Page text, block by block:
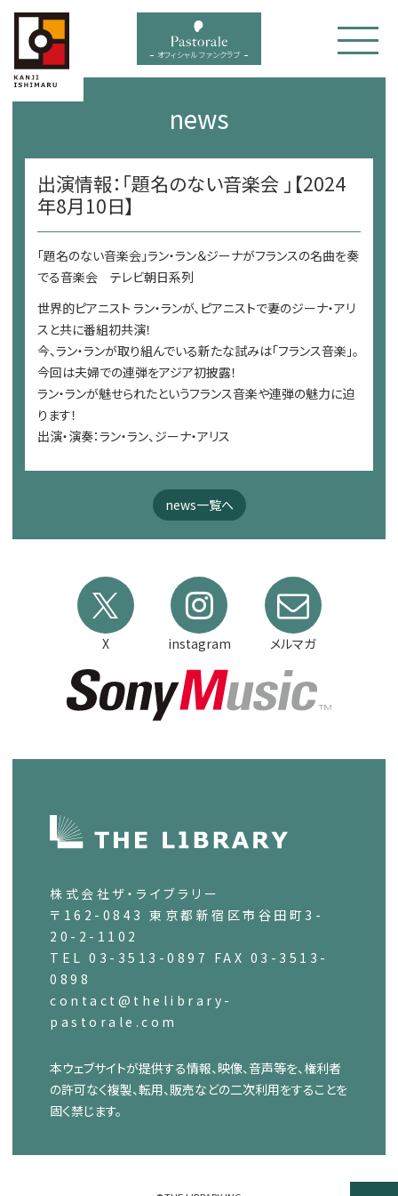
menu オフィシャル ファンクラブ
news
出演情報：「題名のない音楽会 」【2024
年8月10日】
「題名のない音楽会」ラン・ラン＆ジーナがフランスの名曲を奏
でる音楽会 テレビ朝日系列
世界的ピアニスト ラン・ランが、ピアニストで妻のジーナ・アリ
スと共に番組初共演！
今、ラン・ランが取り組んでいる新たな試みは「フランス音楽」。
今回は夫婦での連弾をアジア初披露！
ラン・ランが魅せられたというフランス音楽や連弾の魅力に迫
ります！
出演・演奏：ラン・ラン、ジーナ・アリス
news一覧へ
X instagram メルマガ
株式会社ザ・ライブラリー
〒162-0843 東京都新宿区市谷田町3-
20-2-1102
TEL 03-3513-0897 FAX 03-3513-
0898
contact@thelibrary-
pastorale.com
本ウェブサイトが提供する情報、映像、音声等を、権利者
の許可なく複製、転用、販売などの二次利用をすることを
固く禁じます。